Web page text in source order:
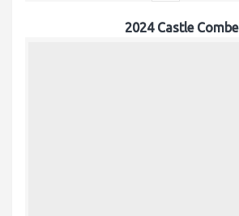
2024 Castle Combe